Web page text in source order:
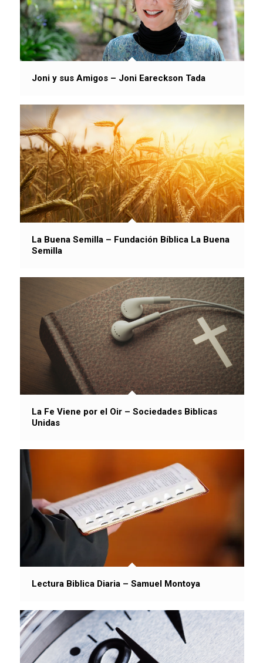
Joni y sus Amigos – Joni Eareckson Tada
La Buena Semilla – Fundación Bíblica La Buena
Semilla
La Fe Viene por el Oir – Sociedades Biblicas
Unidas
Lectura Biblica Diaria – Samuel Montoya